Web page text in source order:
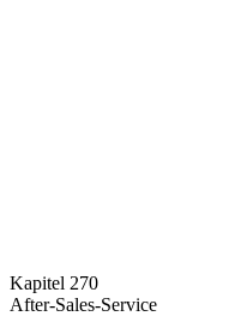
Kapitel 270
After-Sales-Service